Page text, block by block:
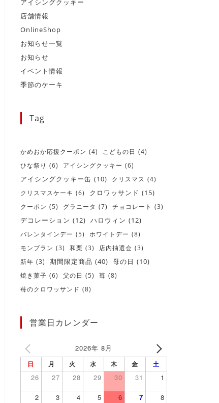
アイシングクッキー
店舗情報
OnlineShop
お知らせ一覧
お知らせ
イベント情報
季節のケーキ
Tag
かめおか応援クーポン (4) こどもの日 (4)
ひな祭り (6) アイシングクッキー (6)
アイシングクッキー缶 (10) クリスマス (4)
クリスマスケーキ (6) クロワッサンド (15)
クーポン (5) グラニータ (7) チョコレート (3)
デコレーション (12) ハロウィン (12)
バレンタインデー (5) ホワイトデー (8)
モンブラン (3) 和栗 (3) 店内抽選会 (3)
新年 (3) 期間限定商品 (40) 母の日 (10)
焼き菓子 (6) 父の日 (5) 苺 (8)
苺のクロワッサンド (8)
営業日カレンダー
2026年 8月
日 月 火 水 木 金 土
26 27 28 29 30 31 1
2 3 4 5 6 7 8